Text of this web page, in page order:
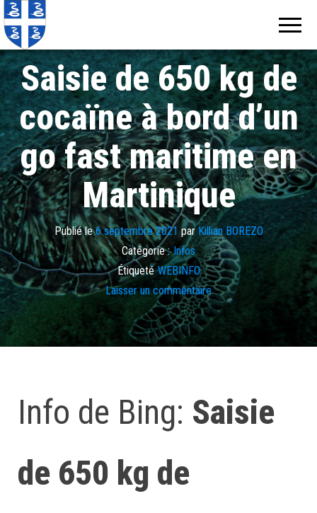
Saisie de 650 kg de
cocaïne à bord d’un
go fast maritime en
Martinique
Publié le6 septembre 2021 parKillian BOREZO
Catégorie : Infos
Étiqueté WEBINFO
Laisser un commentaire
Info de Bing: Saisie
de 650 kg de